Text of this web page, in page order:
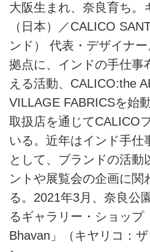
大阪生まれ、奈良育ち。
（日本）／CALICO
ンド） 代表・デザイナ
拠点に、インドの手仕事
える活動、CALICO:the
VILLAGE FABRICSを始
取扱店を通じてCALICO
いる。近年はインド手仕
として、ブランドの活動
ントや展覧会の企画に関
る。2021年3月、奈良公
るギャラリー・ショップ
Bhavan」（キヤリコ：